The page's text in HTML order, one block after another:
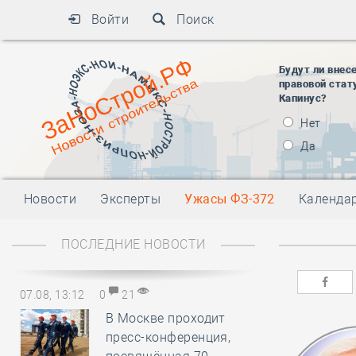
Войти Поиск
Будут ли
правовой
Капинус?
Нет
Да
Новости Эксперты Ужасы ФЗ-372
ПОСЛЕДНИЕ НОВОСТИ
07.08, 13:12 0 21
В Москве проходит
пресс-конференция,